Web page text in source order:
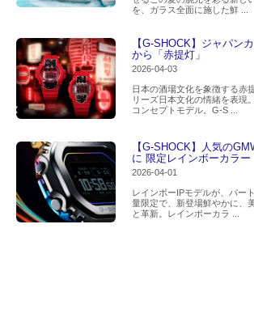
を、ガラス全面に施した鮮 ...
【G-SHOCK】ジャパン
から「赤提灯」
2026-04-03
日本の酒場文化を象徴する赤
リーズ日本文化の情緒を表現
コンセプトモデル。G-S ...
【G-SHOCK】人気の
に 限定レインボーカラー
2026-04-01
レインボーIPモデルが、パー
量限定で、新登場鮮やかに、
と革新。レインボーカラ ...